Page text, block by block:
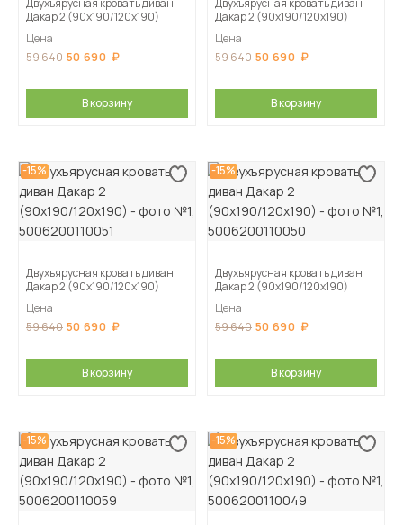
Двухъярусная кровать диван
Дакар 2 (90х190/120х190)
Цена
59 640 50 690
В корзину
Двухъярусная кровать диван
Дакар 2 (90х190/120х190)
Цена
59 640 50 690
В корзину
-15%
Двухъярусная кровать диван
Дакар 2 (90х190/120х190)
Цена
59 640 50 690
В корзину
-15%
Двухъярусная кровать диван
Дакар 2 (90х190/120х190)
Цена
59 640 50 690
В корзину
-15% -15%